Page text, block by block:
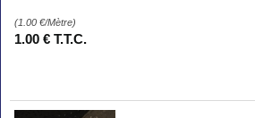
(1.00 €/Mètre)
1.00 € T.T.C.